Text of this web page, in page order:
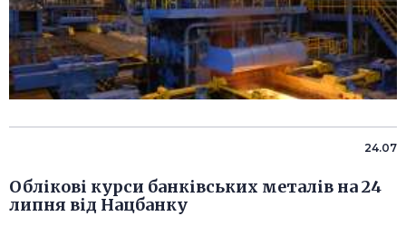
24.07
Облікові курси банківських металів на 24
липня від Нацбанку